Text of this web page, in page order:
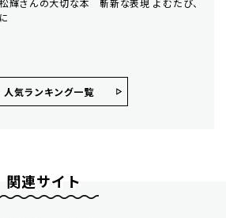
輝さんの大切な本 斬新な表現 よむたび、
人気ランキング⼀覧
関連サイト